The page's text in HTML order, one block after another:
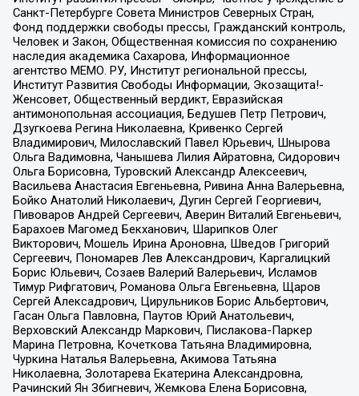
Санкт-Петербурге Совета Министров Северных Стран,
Фонд поддержки свободы прессы, Гражданский контроль,
Человек и Закон, Общественная комиссия по сохранению
наследия академика Сахарова, Информационное
агентство МЕМО. РУ, Институт региональной прессы,
Институт Развития Свободы Информации, Экозащита!-
Женсовет, Общественный вердикт, Евразийская
антимонопольная ассоциация, Бедушев Петр Петрович,
Дзугкоева Регина Николаевна, Кривенко Сергей
Владимирович, Милославский Павел Юрьевич, Шнырова
Ольга Вадимовна, Чанышева Лилия Айратовна, Сидорович
Ольга Борисовна, Туровский Александр Алексеевич,
Васильева Анастасия Евгеньевна, Ривина Анна Валерьевна,
Бойко Анатолий Николаевич, Дугин Сергей Георгиевич,
Пивоваров Андрей Сергеевич, Аверин Виталий Евгеньевич,
Барахоев Магомед Бекханович, Шарипков Олег
Викторович, Мошель Ирина Ароновна, Шведов Григорий
Сергеевич, Пономарев Лев Александрович, Каргалицкий
Борис Юльевич, Созаев Валерий Валерьевич, Исламов
Тимур Рифгатович, Романова Ольга Евгеньевна, Щаров
Сергей Алексадрович, Цирульников Борис Альбертович,
Гасан Ольга Павловна, Паутов Юрий Анатольевич,
Верховский Александр Маркович, Пислакова-Паркер
Марина Петровна, Кочеткова Татьяна Владимировна,
Чуркина Наталья Валерьевна, Акимова Татьяна
Николаевна, Золотарева Екатерина Александровна,
Рачинский Ян Збигневич, Жемкова Елена Борисовна,